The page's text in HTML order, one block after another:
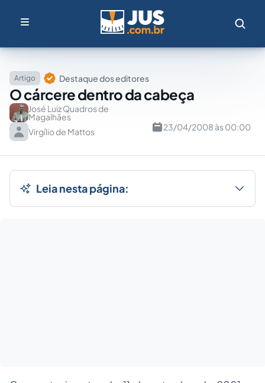
Artigo Destaque dos editores
O cárcere dentro da cabeça
José Luiz Quadros de
Magalhães
Virgílio de Mattos
23/04/2008 às 00:00
Leia nesta página: